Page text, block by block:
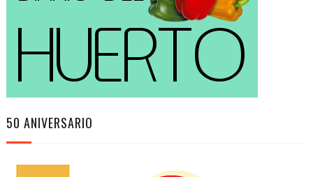
50 ANIVERSARIO